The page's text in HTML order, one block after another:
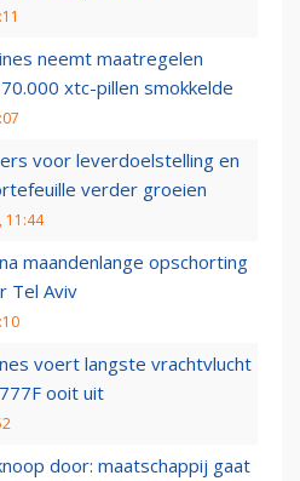
neemt maatregelen
xtc-pillen smokkelde
voor leverdoelstelling en
verder groeien
11:44
maandenlange opschorting
Tel Aviv
voert langste vrachtvlucht
ooit uit
door: maatschappij gaat